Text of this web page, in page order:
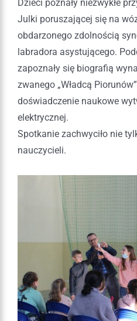
Dzieci poznały niezwykłe
Julki poruszającej się na
obdarzonego zdolnością
labradora asystującego.
zapoznały się biografią
zwanego „Władcą
doświadczenie naukowe
elektrycznej.
Spotkanie zachwyciło nie
nauczycieli.